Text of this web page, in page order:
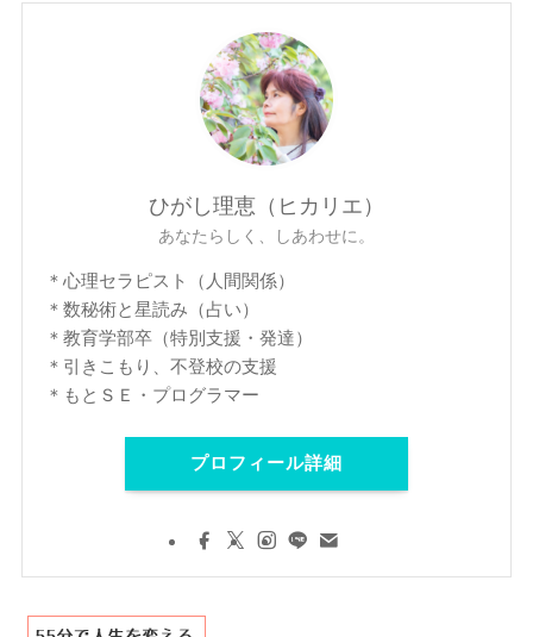
ひがし理恵（ヒカリエ）
あなたらしく、しあわせに。
＊心理セラピスト（人間関係）
＊数秘術と星読み（占い）
＊教育学部卒（特別支援・発達）
＊引きこもり、不登校の支援
＊もとＳＥ・プログラマー
プロフィール詳細